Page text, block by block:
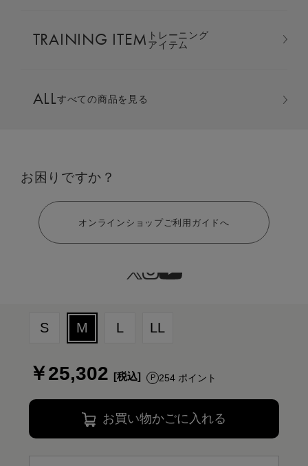
LARGE ORDER ⼤⼝注⽂窓⼝
MULTI EMS
TRAINING ITEM トレーニング
アイテム
ALLすべての商品を見る
お困りですか？
オンラインショップご利用ガイドへ
ット
S M L LL
￥25,302 254 ポイント
お買い物かごに入れる